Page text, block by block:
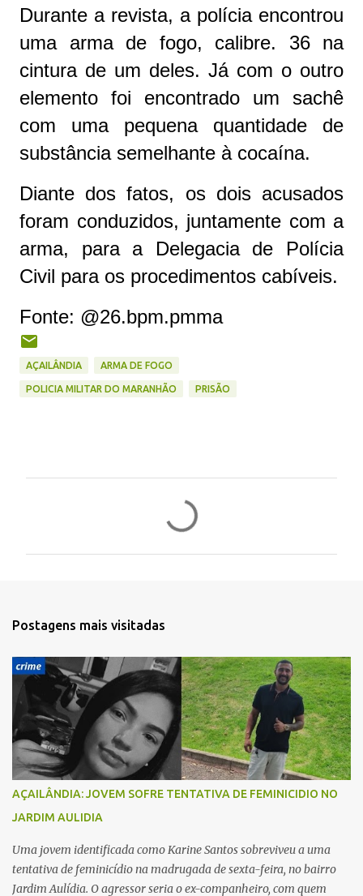
Durante a revista, a polícia encontrou
uma arma de fogo, calibre. 36 na
cintura de um deles. Já com o outro
elemento foi encontrado um sachê
com uma pequena quantidade de
substância semelhante à cocaína.
Diante dos fatos, os dois acusados
foram conduzidos, juntamente com a
arma, para a Delegacia de Polícia
Civil para os procedimentos cabíveis.
Fonte: @26.bpm.pmma
AÇAILÂNDIA ARMA DE FOGO
POLICIA MILITAR DO MARANHÃO PRISÃO
r
Postagens mais visitadas
AÇAILÂNDIA: JOVEM SOFRE TENTATIVA DE FEMINICIDIO NO
JARDIM AULIDIA
Uma jovem identificada como Karine Santos sobreviveu a uma
tentativa de feminicídio na madrugada de sexta-feira, no bairro
Jardim Aulídia. O agressor seria o ex-companheiro, com quem